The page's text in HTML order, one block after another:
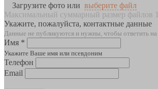
Загрузите фото или выберите файл
Максимальный суммарный размер файлов
Укажите, пожалуйста, контактные данные
Данные не публикуются и нужны, чтобы ответить
Имя *
Укажите Ваше имя или псевдоним
Телефон
Email